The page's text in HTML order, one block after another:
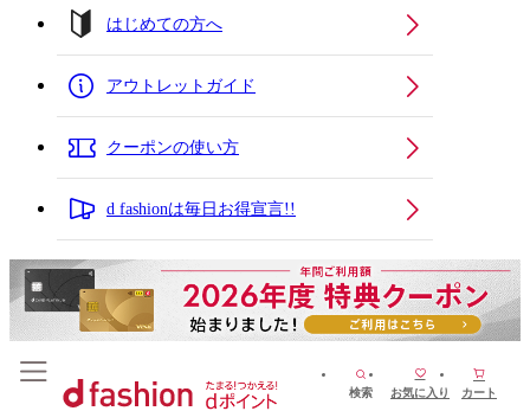
はじめての方へ
アウトレットガイド
クーポンの使い方
d fashionは毎日お得宣言!!
検索 お気に入り カート